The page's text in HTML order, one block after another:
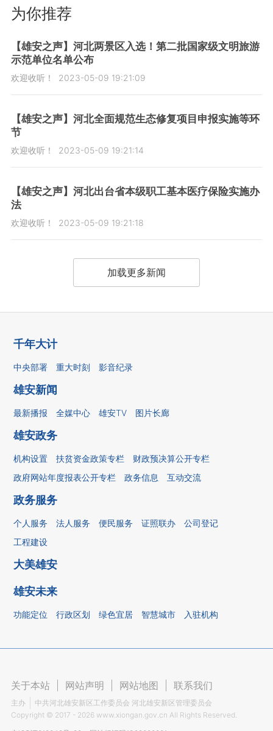
为你推荐
【雄安之声】河北两景区入选！第二批国家级文明旅游
示范单位名单公布
欢迎收听！ 2023-05-09 19:21:09
【雄安之声】河北全面规范生态修复项目申报实施等环
节
欢迎收听！ 2023-05-09 19:21:14
【雄安之声】河北出台省本级职工基本医疗保险实施办
法
欢迎收听！ 2023-05-09 19:21:18
加载更多新闻
千年大计
中央部署 重大时刻 影音纪录
雄安新闻
最新播报 全媒中心 雄安TV 图片长廊
雄安政务
机构设置 扶贫资金政策专栏
财政预决算公开专栏
政府网站年度报表公开专栏
政务信息 互动交流
政务服务
个人服务 法人服务 便民服务 证照联办
公司登记
工程建设
大美雄安
雄安未来
功能定位 行政区划 绿色宜居 智慧城市 入驻机构
关于本站 网站声明 网站地图 联系我们
主办
中共河北雄安新区工作委员会 河北雄安新区管理委员会
Copyright © 2017 - 2026 www.xiongan.gov.cn All Rights Reserved.